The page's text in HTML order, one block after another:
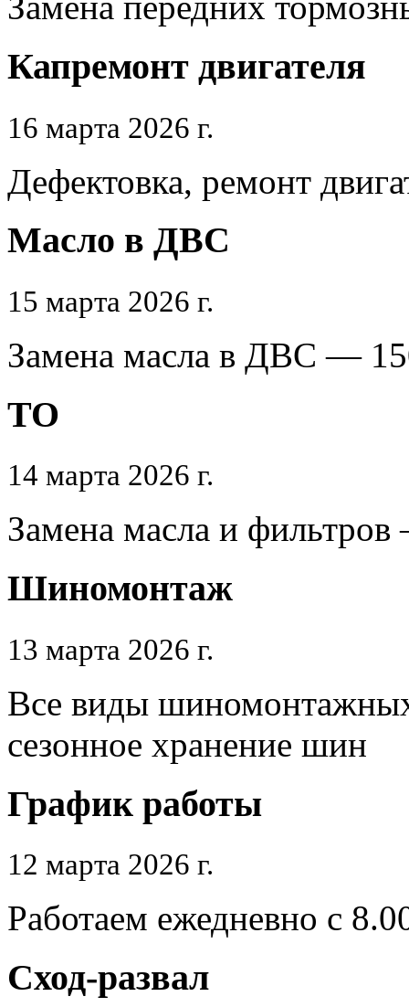
Капремонт двигателя
16 марта 2026 г.
Дефектовка, ремонт
Масло в ДВС
15 марта 2026 г.
Замена масла в ДВС —
ТО
14 марта 2026 г.
Замена масла и
Шиномонтаж
13 марта 2026 г.
Все виды шиномонтажных
сезонное хранение шин
График работы
12 марта 2026 г.
Работаем ежедневно с
Сход-развал